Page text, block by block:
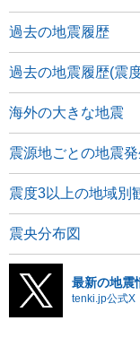
過去の地震履歴
過去の地震履歴(震
海外の大きな地震
震源地ごとの地震
震度3以上の地域別
震央分布図
最新の地震
tenki.jp公式X